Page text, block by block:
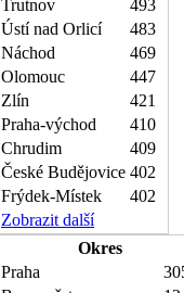
Trutnov
493
Ústí nad Orlicí
483
Náchod
469
Olomouc
447
Zlín
421
Praha-východ
410
Chrudim
409
České Budějovice 402
Frýdek-Místek
402
Zobrazit další
Okres
Praha